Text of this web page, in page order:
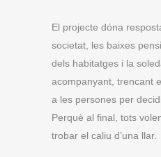
El projecte dóna
societat, les baixes
dels habitatges i la
acompanyant, trencant
a les persones per
Perquè al final, tots
trobar el caliu d’una llar.